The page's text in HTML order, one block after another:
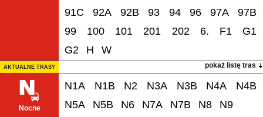
91C
92A 92B 93 94 96 97A
97B
99
100 101 201 202 6. F1
G1
G2
H W
pokaż listę tras
AKTUALNE TRASY
Nocne
N1A N1B N2 N3A N3B N4A
N4B
N5A
N5B N6 N7A N7B N8 N9